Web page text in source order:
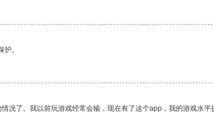
。
况了。我以前玩游戏经常会输，现在有了这个app，我的游戏水平